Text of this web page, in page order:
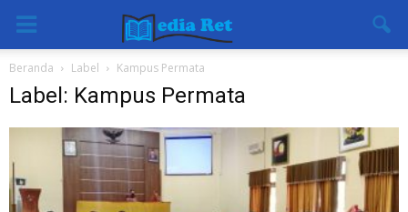
Beranda Label Kampus Permata
Label: Kampus Permata